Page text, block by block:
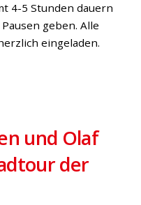
4-5 Stunden dauern
geben. Alle
eingeladen.
und Olaf
der